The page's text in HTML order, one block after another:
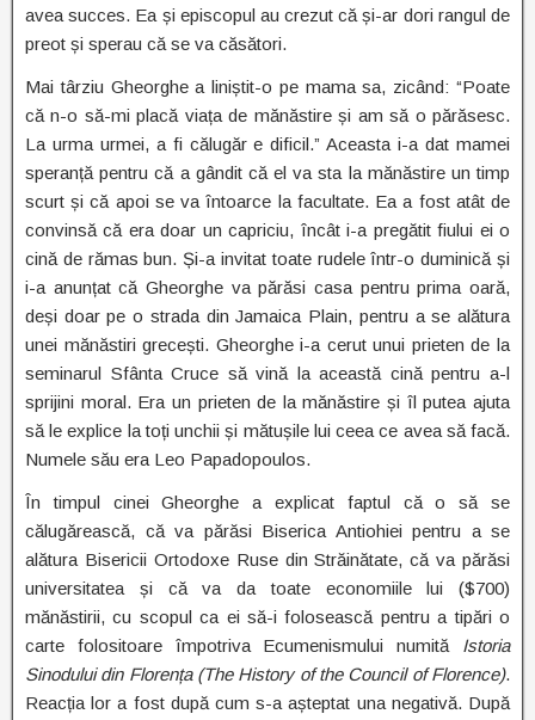
avea succes. Ea și episcopul au crezut că și-ar dori rangul de
preot și sperau că se va căsători.
Mai târziu Gheorghe a liniștit-o pe mama sa, zicând: “Poate
că n-o să-mi placă viața de mănăstire și am să o părăsesc.
La urma urmei, a fi călugăr e dificil.” Aceasta i-a dat mamei
speranță pentru că a gândit că el va sta la mănăstire un timp
scurt și că apoi se va întoarce la facultate. Ea a fost atât de
convinsă că era doar un capriciu, încât i-a pregătit fiului ei o
cină de rămas bun. Și-a invitat toate rudele într-o duminică și
i-a anunțat că Gheorghe va părăsi casa pentru prima oară,
deși doar pe o strada din Jamaica Plain, pentru a se alătura
unei mănăstiri grecești. Gheorghe i-a cerut unui prieten de la
seminarul Sfânta Cruce să vină la această cină pentru a-l
sprijini moral. Era un prieten de la mănăstire și îl putea ajuta
să le explice la toți unchii și mătușile lui ceea ce avea să facă.
Numele său era Leo Papadopoulos.
În timpul cinei Gheorghe a explicat faptul că o să se
călugărească, că va părăsi Biserica Antiohiei pentru a se
alătura Bisericii Ortodoxe Ruse din Străinătate, că va părăsi
universitatea și că va da toate economiile lui ($700)
mănăstirii, cu scopul ca ei să-i folosească pentru a tipări o
carte folositoare împotriva Ecumenismului numită Istoria
Sinodului din Florența (The History of the Council of Florence).
Reacția lor a fost după cum s-a așteptat una negativă. După